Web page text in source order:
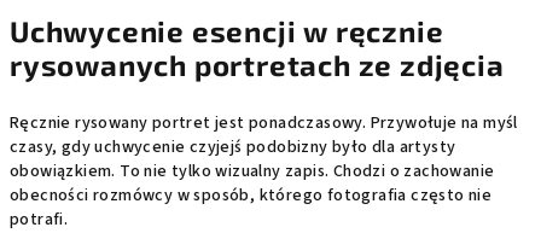
Uchwycenie esencji w ręcznie
rysowanych portretach ze zdjęcia
Ręcznie rysowany portret jest ponadczasowy. Przywołuje na myśl
czasy, gdy uchwycenie czyjejś podobizny było dla artysty
obowiązkiem. To nie tylko wizualny zapis. Chodzi o zachowanie
obecności rozmówcy w sposób, którego fotografia często nie
potrafi.